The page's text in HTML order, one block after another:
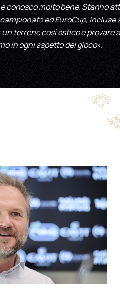
molto bene. Stanno
ed EuroCup, incluse
terreno così ostico e provare
in ogni aspetto del gioco».